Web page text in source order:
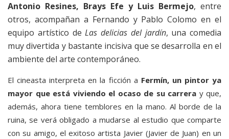
Antonio Resines, Brays Efe y Luis Bermejo, entre
otros, acompañan a Fernando y Pablo Colomo en el
equipo artístico deLas delicias del jardín, una comedia
muy divertida y bastante incisiva que se desarrolla en el
ambiente del arte contemporáneo.
El cineasta interpreta en la ficción a Fermín, un pintor ya
mayor que está viviendo el ocaso de su carrera y que,
además, ahora tiene temblores en la mano. Al borde de la
ruina, se verá obligado a mudarse al estudio que comparte
con su amigo, el exitoso artista Javier (Javier de Juan) en un